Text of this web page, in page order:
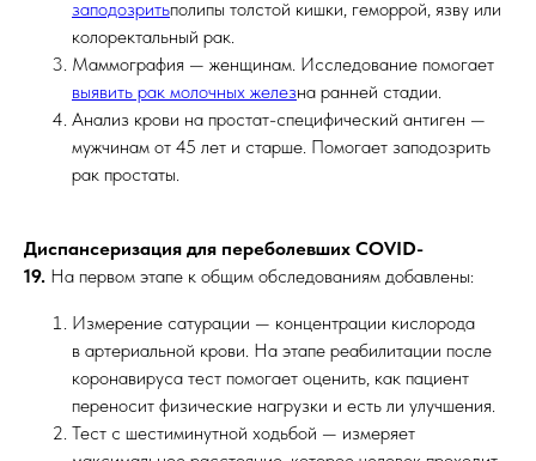
заподозритьполипы толстой кишки, геморрой, язву или
колоректальный рак.
Маммография — женщинам. Исследование помогает
выявить рак молочных железна ранней стадии.
Анализ крови на простат-специфический антиген —
мужчинам от 45 лет и старше. Помогает заподозрить
рак простаты.
Диспансеризация для переболевших COVID-
19. На первом этапе к общим обследованиям добавлены:
Измерение сатурации — концентрации кислорода
в артериальной крови. На этапе реабилитации после
коронавируса тест помогает оценить, как пациент
переносит физические нагрузки и есть ли улучшения.
Тест с шестиминутной ходьбой — измеряет